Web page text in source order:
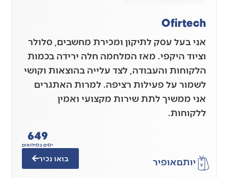
Ofirtech
אני בעל עסק לתיקון ומכירת מחשבים, סלולר
וציוד היקפי. מאז המלחמה חלה ירידה בכמות
הלקוחות והעבודה, לצד עלייה בהוצאות וקושי
לשמור על פעילות רציפה. למרות האתגרים
אני ממשיך לתת שירות מקצועי ואמין
ללקוחות.
יותםאופיר
ימים במילואים
649
בואו נכיר